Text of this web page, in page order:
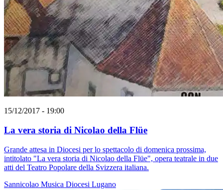
15/12/2017 - 19:00
La vera storia di Nicolao della Flüe
Grande attesa in Diocesi per lo spettacolo di domenica prossima,
intitolato "La vera storia di Nicolao della Flüe", opera teatrale in due
atti del Teatro Popolare della Svizzera italiana.
Sannicolao Musica Diocesi Lugano